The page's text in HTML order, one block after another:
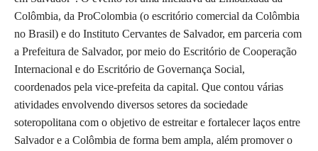
Colômbia, da ProColombia (o escritório comercial da Colômbia
no Brasil) e do Instituto Cervantes de Salvador, em parceria com
a Prefeitura de Salvador, por meio do Escritório de Cooperação
Internacional e do Escritório de Governança Social,
coordenados pela vice-prefeita da capital. Que contou várias
atividades envolvendo diversos setores da sociedade
soteropolitana com o objetivo de estreitar e fortalecer laços entre
Salvador e a Colômbia de forma bem ampla, além promover o